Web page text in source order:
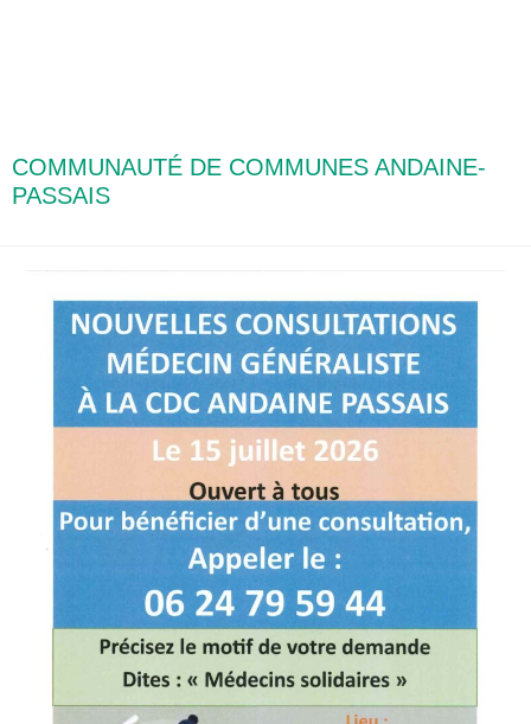
COMMUNAUTÉ DE COMMUNES ANDAINE-
PASSAIS